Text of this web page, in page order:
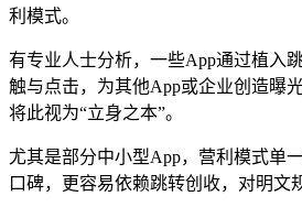
利模式。
有专业人士分析，一些App通过植入
触与点击，为其他App或企业创造曝
将此视为“立身之本”。
尤其是部分中小型App，营利模式单
口碑，更容易依赖跳转创收，对明文